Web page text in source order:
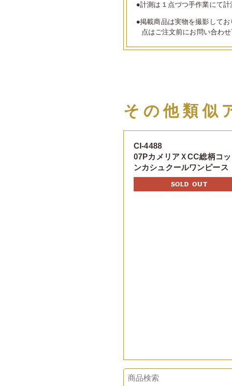
●計測は１点づつ手作業にて
●掲載商品は実物を撮影して
点はご注文前にお問い合わせ
その他類似
CI-4488
07PカメリアＸCC総柄コッ
ンカシュクールワンピース
SOLD OUT